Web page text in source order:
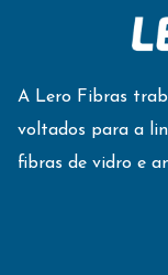
A Lero Fibras
voltados para a
fibras de vidro e